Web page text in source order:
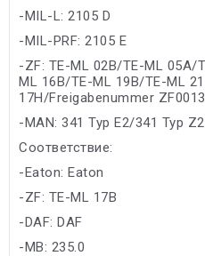
-MIL-L: 2105 D
-MIL-PRF: 2105 E
-ZF: TE-ML 02B/TE-ML 05A/
ML 16B/TE-ML 19B/TE-ML
17H/Freigabenummer
-MAN: 341 Typ E2/341 Typ
Соответствие:
-Eaton: Eaton
-ZF: TE-ML 17B
-DAF: DAF
-MB: 235.0